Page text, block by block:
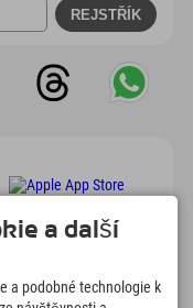
a další
a podobné technologie k